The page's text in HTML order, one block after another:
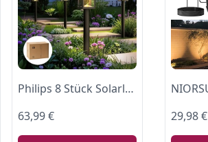
Philips 8 Stück Solarlampen für Außen Garten, 3000K Warmweiß Solar Gartenleuchten, Wasserdicht Außenbeleuchtung Wegeleuchte Deko für Hof, Weg, Terrasse, Rasen
63,99 €
29,98 €